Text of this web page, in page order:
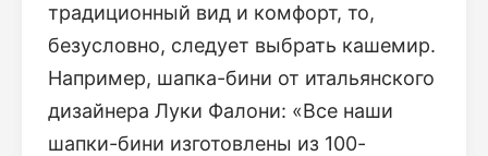
традиционный вид и комфорт, то,
безусловно, следует выбрать кашемир.
Например, шапка-бини от итальянского
дизайнера Луки Фалони: «Все наши
шапки-бини изготовлены из 100-